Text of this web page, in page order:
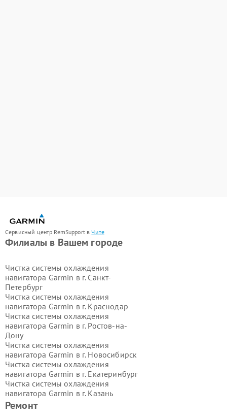
Сервисный центр RemSupport вЧите
Ремонт
Филиалы в Вашем городе
Чистка системы охлаждения
навигатора Garmin в г. Санкт-
Петербург
Чистка системы охлаждения
навигатора Garmin в г. Краснодар
Чистка системы охлаждения
навигатора Garmin в г. Ростов-на-
Дону
Чистка системы охлаждения
навигатора Garmin в г. Новосибирск
Чистка системы охлаждения
навигатора Garmin в г. Екатеринбург
Чистка системы охлаждения
навигатора Garmin в г. Казань
Чистка системы охлаждения
навигатора Garmin в г.